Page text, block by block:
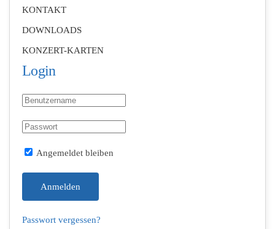
KONTAKT
DOWNLOADS
KONZERT-KARTEN
Login
Angemeldet bleiben
Anmelden
Passwort vergessen?